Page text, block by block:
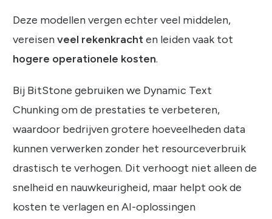
Deze modellen vergen echter veel middelen,
vereisenveel rekenkrachten leiden vaak tot
hogere operationele kosten.
Bij BitStone gebruiken we Dynamic Text
Chunking om de prestaties te verbeteren,
waardoor bedrijven grotere hoeveelheden data
kunnen verwerken zonder het resourceverbruik
drastisch te verhogen. Dit verhoogt niet alleen de
snelheid en nauwkeurigheid, maar helpt ook de
kosten te verlagen en AI-oplossingen